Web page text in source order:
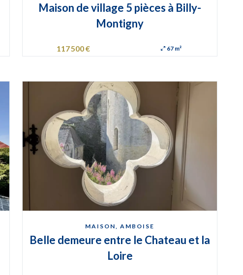
Maison de village 5 pièces à Billy-
Montigny
117 500 € 67 m²
MAISON, AMBOISE
Belle demeure entre le Chateau et la
Loire